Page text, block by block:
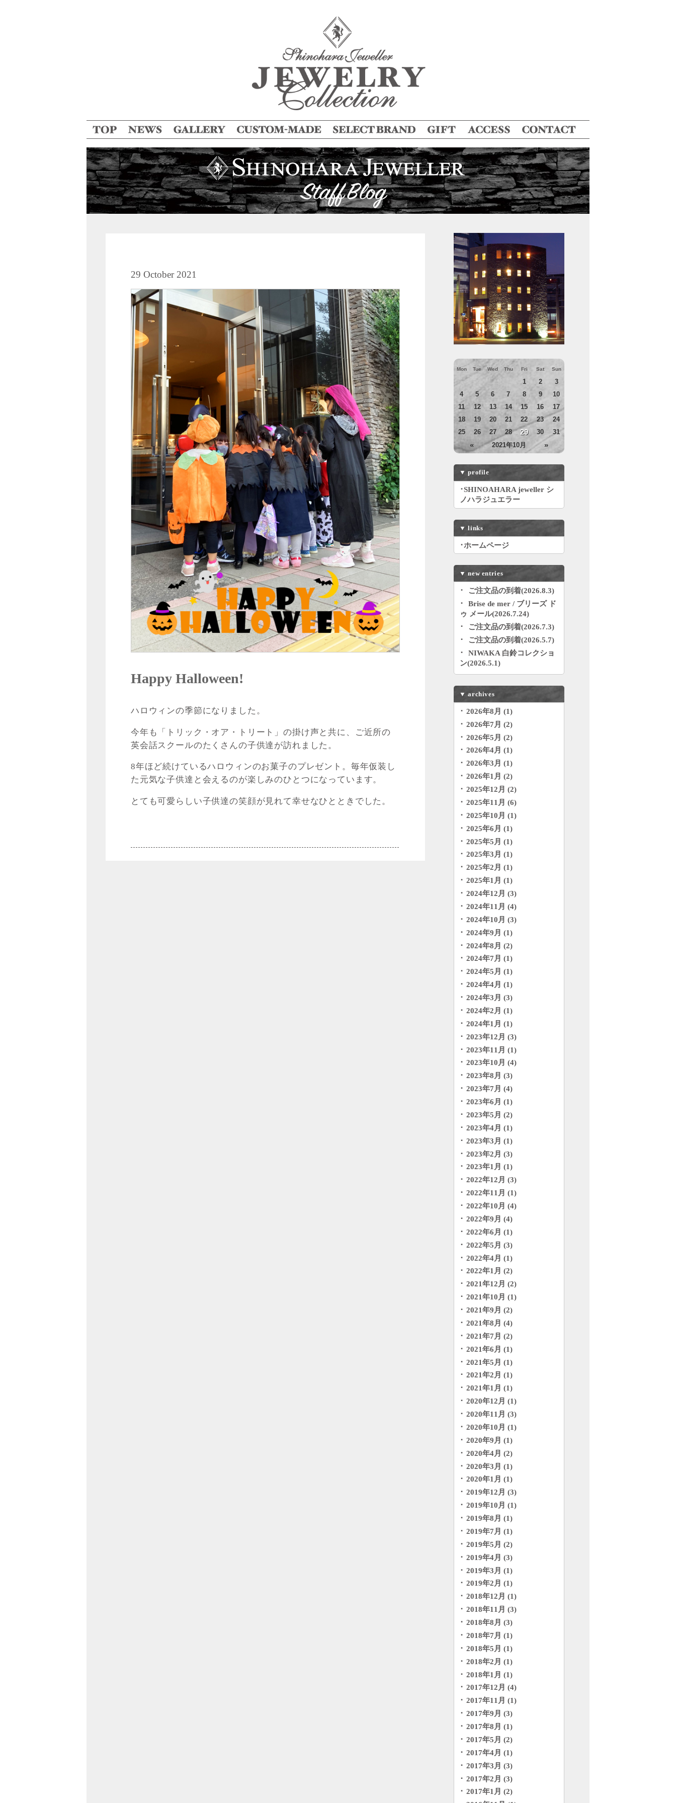
Mon Tue Wed Thu Fri Sat Sun
« 2021年10月 »
1 2
3
4
5 6 7 8 9
10
11
12 13 14 15 16
17
18
19 20 21 22 23
24
25
26 27 28 29 30 31
▼ profile
･SHINOAHARA jeweller シ
ノハラジュエラー
▼ links
･ホームページ
▼ new entries
ご注文品の到着(2026.8.3)
Brise de mer / ブリーズ ド
ゥ メール(2026.7.24)
ご注文品の到着(2026.7.3)
ご注文品の到着(2026.5.7)
NIWAKA 白鈴コレクショ
ン(2026.5.1)
▼ archives
2026年8月 (1)
2026年7月 (2)
2026年5月 (2)
2026年4月 (1)
2026年3月 (1)
2026年1月 (2)
2025年12月 (2)
2025年11月 (6)
2025年10月 (1)
2025年6月 (1)
2025年5月 (1)
2025年3月 (1)
2025年2月 (1)
2025年1月 (1)
2024年12月 (3)
2024年11月 (4)
2024年10月 (3)
2024年9月 (1)
2024年8月 (2)
2024年7月 (1)
2024年5月 (1)
2024年4月 (1)
2024年3月 (3)
2024年2月 (1)
2024年1月 (1)
2023年12月 (3)
2023年11月 (1)
2023年10月 (4)
2023年8月 (3)
2023年7月 (4)
2023年6月 (1)
2023年5月 (2)
2023年4月 (1)
2023年3月 (1)
2023年2月 (3)
2023年1月 (1)
2022年12月 (3)
2022年11月 (1)
2022年10月 (4)
2022年9月 (4)
2022年6月 (1)
2022年5月 (3)
2022年4月 (1)
2022年1月 (2)
2021年12月 (2)
2021年10月 (1)
2021年9月 (2)
2021年8月 (4)
2021年7月 (2)
2021年6月 (1)
2021年5月 (1)
2021年2月 (1)
2021年1月 (1)
2020年12月 (1)
2020年11月 (3)
2020年10月 (1)
2020年9月 (1)
2020年4月 (2)
2020年3月 (1)
2020年1月 (1)
2019年12月 (3)
2019年10月 (1)
2019年8月 (1)
2019年7月 (1)
2019年5月 (2)
2019年4月 (3)
2019年3月 (1)
2019年2月 (1)
2018年12月 (1)
2018年11月 (3)
2018年8月 (3)
2018年7月 (1)
2018年5月 (1)
2018年2月 (1)
2018年1月 (1)
2017年12月 (4)
2017年11月 (1)
2017年9月 (3)
2017年8月 (1)
2017年5月 (2)
2017年4月 (1)
2017年3月 (3)
2017年2月 (3)
2017年1月 (2)
29 October 2021
Happy Halloween!
ハロウィンの季節になりました。
今年も「トリック・オア・トリート」の掛け声と共に、ご近所の
英会話スクールのたくさんの子供達が訪れました。
8年ほど続けているハロウィンのお菓子のプレゼント。毎年仮装し
た元気な子供達と会えるのが楽しみのひとつになっています。
とても可愛らしい子供達の笑顔が見れて幸せなひとときでした。